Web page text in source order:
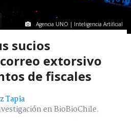
Agencia UNO | Inteligencia Artificial
sucios
extorsivo
de fiscales
Tapia
en BioBioChile.